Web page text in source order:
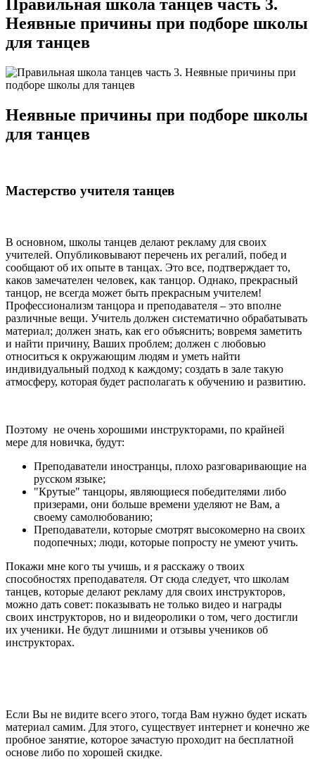
Правильная школа танцев часть 3.
Неявные причины при подборе школы
для танцев
Неявные причины при подборе школы
для танцев
Мастерство учителя танцев
В основном, школы танцев делают рекламу для своих
учителей. Опубликовывают перечень их регалий, побед и
сообщают об их опыте в танцах. Это все, подтверждает то,
каков замечателен человек, как танцор. Однако, прекрасный
танцор, не всегда может быть прекрасным учителем!
Профессионализм танцора и преподавателя – это вполне
различные вещи. Учитель должен систематично обрабатывать
материал; должен знать, как его объяснить; вовремя заметить
и найти причину, Ваших проблем; должен с любовью
относиться к окружающим людям и уметь найти
индивидуальный подход к каждому; создать в зале такую
атмосферу, которая будет располагать к обучению и развитию.
Поэтому не очень хорошими инструкторами, по крайней
мере для новичка, будут:
Преподаватели иностранцы, плохо разговаривающие на
русском языке;
"Крутые" танцоры, являющиеся победителями либо
призерами, они больше времени уделяют не Вам, а
своему самолюбованию;
Преподаватели, которые смотрят высокомерно на своих
подопечных; люди, которые попросту не умеют учить.
Покажи мне кого ты учишь, и я расскажу о твоих
способностях преподавателя. От сюда следует, что школам
танцев, которые делают рекламу для своих инструкторов,
можно дать совет: показывать не только видео и награды
своих инструкторов, но и видеоролики о том, чего достигли
их ученики. Не будут лишними и отзывы учеников об
инструкторах.
Если Вы не видите всего этого, тогда Вам нужно будет искать
материал самим. Для этого, существует интернет и конечно же
пробное занятие, которое зачастую проходит на бесплатной
основе либо по хорошей скидке.